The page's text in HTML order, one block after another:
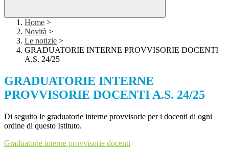
Home >
Novità >
Le notizie >
GRADUATORIE INTERNE PROVVISORIE DOCENTI
A.S. 24/25
GRADUATORIE INTERNE
PROVVISORIE DOCENTI A.S. 24/25
Di seguito le graduatorie interne provvisorie per i docenti di ogni
ordine di questo Istituto.
Graduatorie interne provvisorie docenti